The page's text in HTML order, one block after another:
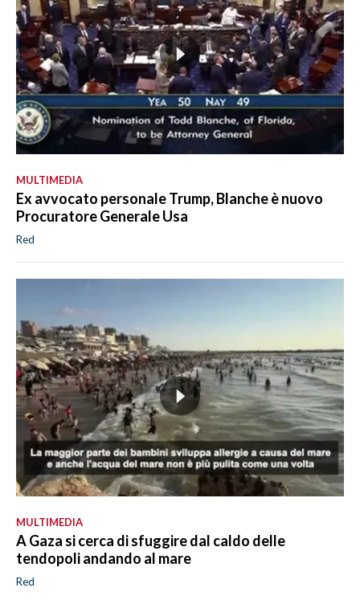
MULTIMEDIA
Ex avvocato personale Trump, Blanche è nuovo
Procuratore Generale Usa
Red
MULTIMEDIA
A Gaza si cerca di sfuggire dal caldo delle
tendopoli andando al mare
Red